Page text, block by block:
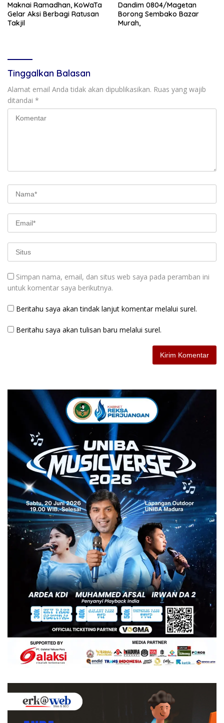
Maknai Ramadhan, KoWaTa
Gelar Aksi Berbagi Ratusan
Takjil
Dandim 0804/Magetan
Borong Sembako Bazar
Murah,
Tinggalkan Balasan
Alamat email Anda tidak akan dipublikasikan. Ruas yang wajib
ditandai *
Simpan nama, email, dan situs web saya pada peramban ini
untuk komentar saya berikutnya.
Beritahu saya akan tindak lanjut komentar melalui surel.
Beritahu saya akan tulisan baru melalui surel.